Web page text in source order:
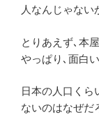
人なんじゃない
とりあえず､本
やっぱり､面白
日本の人口くら
ないのはなぜだ